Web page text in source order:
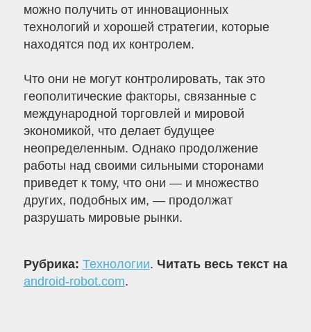
можно получить от инновационных
технологий и хорошей стратегии, которые
находятся под их контролем.
Что они не могут контролировать, так это
геополитические факторы, связанные с
международной торговлей и мировой
экономикой, что делает будущее
неопределенным. Однако продолжение
работы над своими сильными сторонами
приведет к тому, что они — и множество
других, подобных им, — продолжат
разрушать мировые рынки.
Рубрика: Технологии. Читать весь текст на
android-robot.com.